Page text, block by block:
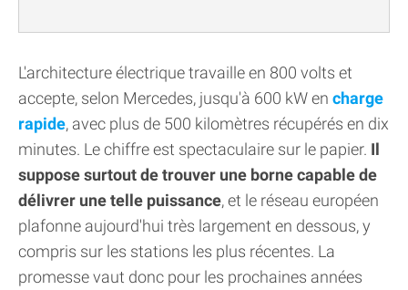
L'architecture électrique travaille en 800 volts et
accepte, selon Mercedes, jusqu'à 600 kW en charge
rapide, avec plus de 500 kilomètres récupérés en dix
minutes. Le chiffre est spectaculaire sur le papier. Il
suppose surtout de trouver une borne capable de
délivrer une telle puissance, et le réseau européen
plafonne aujourd'hui très largement en dessous, y
compris sur les stations les plus récentes. La
promesse vaut donc pour les prochaines années